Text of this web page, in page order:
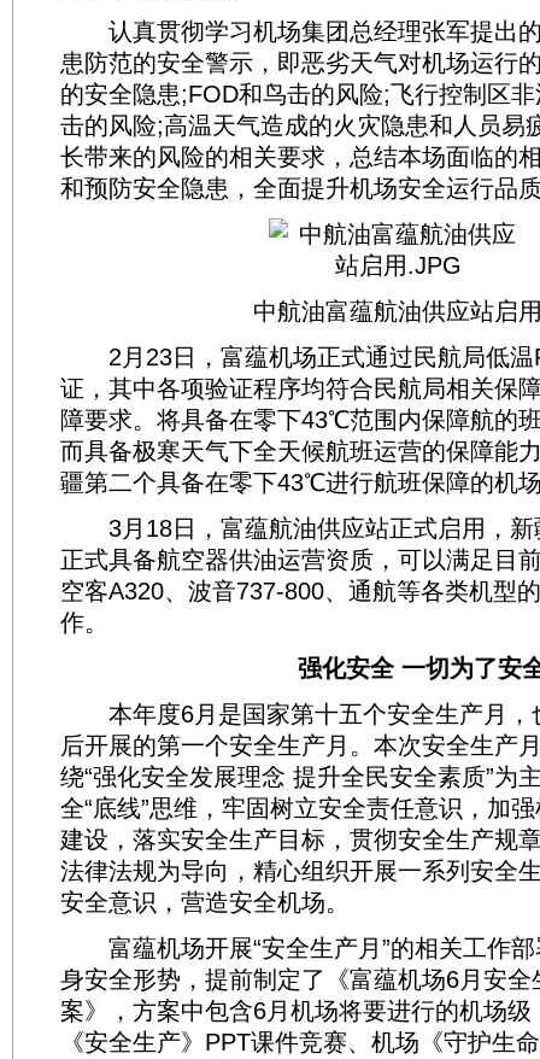
认真贯彻学习机场集团总经理张军提出
患防范的安全警示，即恶劣天气对机场运行
的安全隐患;FOD和鸟击的风险;飞行控制区
击的风险;高温天气造成的火灾隐患和人员易
长带来的风险的相关要求，总结本场面临的
和预防安全隐患，全面提升机场安全运行品
中航油富蕴航油供应站启
2月23日，富蕴机场正式通过民航局低温
证，其中各项验证程序均符合民航局相关保
障要求。将具备在零下43℃范围内保障航的
而具备极寒天气下全天候航班运营的保障能
疆第二个具备在零下43℃进行航班保障的机
3月18日，富蕴航油供应站正式启用，新
正式具备航空器供油运营资质，可以满足目
空客A320、波音737-800、通航等各类机型
作。
强化安全 一切为了安
本年度6月是国家第十五个安全生产月，
后开展的第一个安全生产月。本次安全生产
绕“强化安全发展理念 提升全民安全素质”为
全“底线”思维，牢固树立安全责任意识，加
建设，落实安全生产目标，贯彻安全生产规
法律法规为导向，精心组织开展一系列安全
安全意识，营造安全机场。
富蕴机场开展“安全生产月”的相关工作部
身安全形势，提前制定了《富蕴机场6月安全
案》，方案中包含6月机场将要进行的机场
《安全生产》PPT课件竞赛、机场《守护生